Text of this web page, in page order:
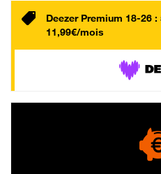
Deezer Premium 18-26
11,99€/mois